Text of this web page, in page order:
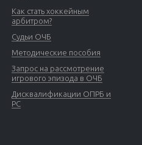
Как стать хоккейным
арбитром?
Судьи ОЧБ
Методические пособия
Запрос на рассмотрение
игрового эпизода в ОЧБ
Дисквалификации ОПРБ и
РС